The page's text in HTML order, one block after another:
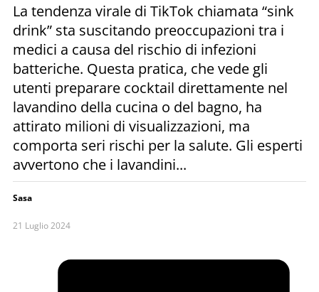
La tendenza virale di TikTok chiamata “sink
drink” sta suscitando preoccupazioni tra i
medici a causa del rischio di infezioni
batteriche. Questa pratica, che vede gli
utenti preparare cocktail direttamente nel
lavandino della cucina o del bagno, ha
attirato milioni di visualizzazioni, ma
comporta seri rischi per la salute. Gli esperti
avvertono che i lavandini...
Sasa
21 Luglio 2024